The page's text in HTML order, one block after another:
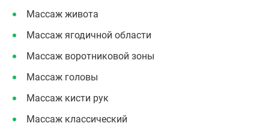
Массаж живота
Массаж ягодичной области
Массаж воротниковой зоны
Массаж головы
Массаж кисти рук
Массаж классический